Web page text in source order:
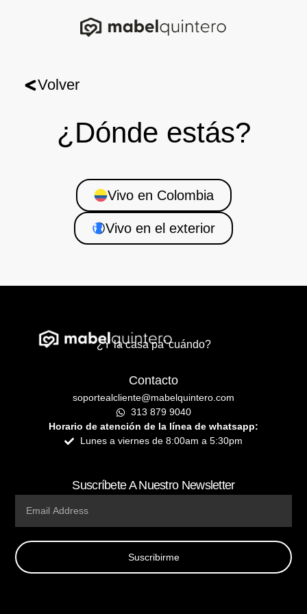
Volver
¿Dónde estás?
Vivo en Colombia
Vivo en el exterior
¿Y la casa pa’ cuándo?
Contacto
soportealcliente@mabelquintero.com
313 879 9040
Horario de atención de la línea de whatsapp:
Lunes a viernes de 8:00am a 5:30pm
Suscríbete A Nuestro Newsletter
Suscribirme